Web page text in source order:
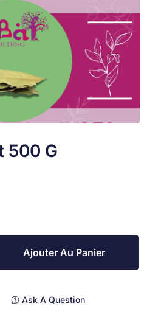
500 G
Ajouter Au Panier
Ask A Question